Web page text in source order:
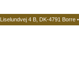
4 B, DK-4791 Borre